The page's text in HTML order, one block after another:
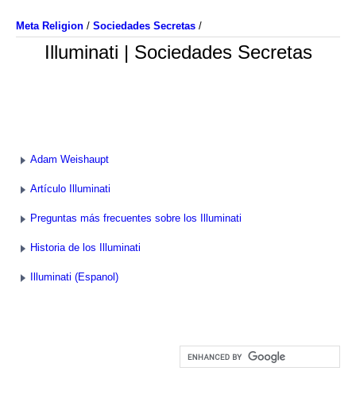
Meta Religion / Sociedades Secretas /
Illuminati | Sociedades Secretas
Adam Weishaupt
Artículo Illuminati
Preguntas más frecuentes sobre los Illuminati
Historia de los Illuminati
Illuminati (Espanol)